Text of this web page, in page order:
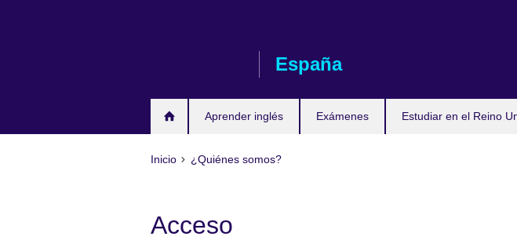
España
Aprender inglés Exámenes Estudiar en el Reino
Inicio ¿Quiénes somos?
Acceso